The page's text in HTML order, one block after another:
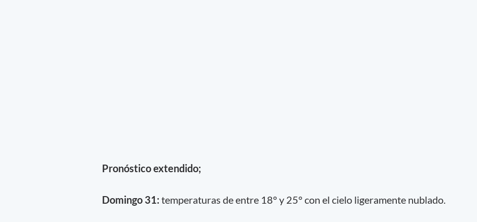
Pronóstico extendido;
Domingo 31: temperaturas de entre 18° y 25° con el cielo ligeramente nublado.